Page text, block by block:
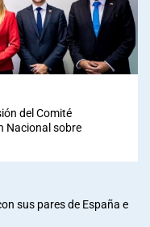
del Comité
Nacional sobre
sus pares de España e